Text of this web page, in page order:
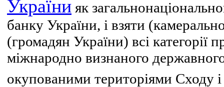
України як
банку України, і взяти
(громадян України) всі категорії
міжнародно визнаного
окупованими територіями Сходу